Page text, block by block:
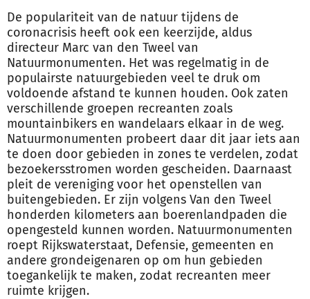
De populariteit van de natuur tijdens de
coronacrisis heeft ook een keerzijde, aldus
directeur Marc van den Tweel van
Natuurmonumenten. Het was regelmatig in de
populairste natuurgebieden veel te druk om
voldoende afstand te kunnen houden. Ook zaten
verschillende groepen recreanten zoals
mountainbikers en wandelaars elkaar in de weg.
Natuurmonumenten probeert daar dit jaar iets aan
te doen door gebieden in zones te verdelen, zodat
bezoekersstromen worden gescheiden. Daarnaast
pleit de vereniging voor het openstellen van
buitengebieden. Er zijn volgens Van den Tweel
honderden kilometers aan boerenlandpaden die
opengesteld kunnen worden. Natuurmonumenten
roept Rijkswaterstaat, Defensie, gemeenten en
andere grondeigenaren op om hun gebieden
toegankelijk te maken, zodat recreanten meer
ruimte krijgen.